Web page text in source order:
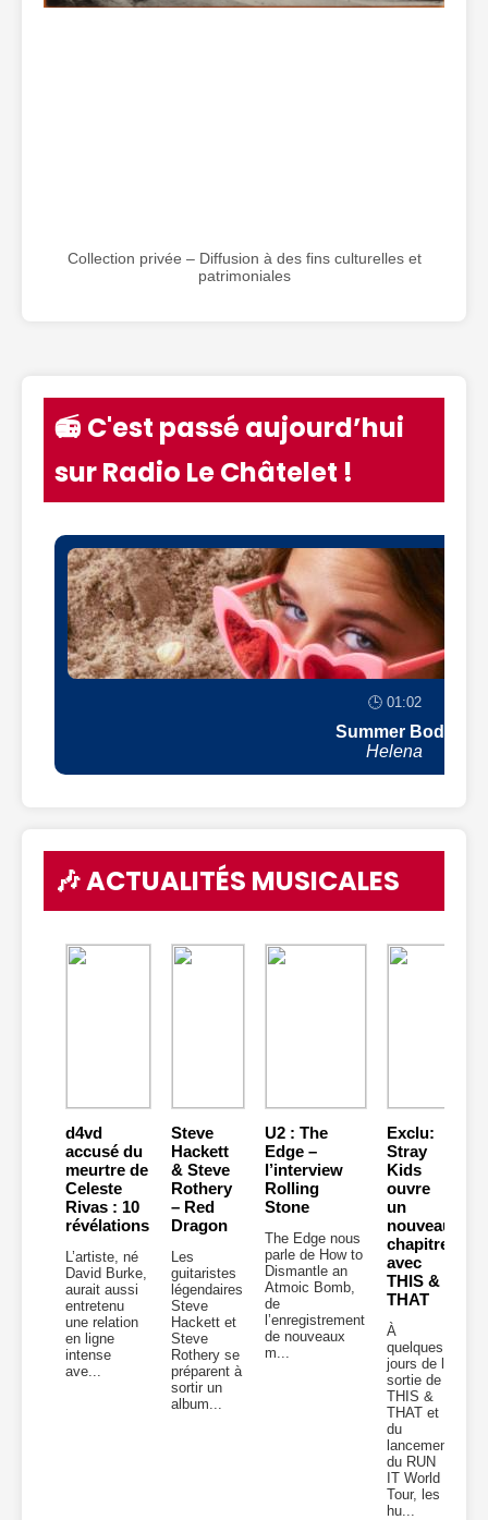
Collection privée – Diffusion à des fins culturelles et
patrimoniales
📻 C'est passé aujourd’hui
sur Radio Le Châtelet !
🕒 01:02
Summer Body
Helena
🎶 ACTUALITÉS MUSICALES
d4vd
accusé du
meurtre de
Celeste
Rivas : 10
révélations
L’artiste, né
David Burke,
aurait aussi
entretenu
une relation
en ligne
intense
ave...
Steve
Hackett
& Steve
Rothery
– Red
Dragon
Les
guitaristes
légendaires
Steve
Hackett et
Steve
Rothery se
préparent à
sortir un
album...
U2 : The
Edge –
l’interview
Rolling
Stone
The Edge nous
parle de How to
Dismantle an
Atmoic Bomb,
de
l’enregistrement
de nouveaux
m...
Exclu:
Stray
Kids
ouvre
un
nouveau
chapitre
avec
THIS &
THAT
À
quelques
jours de la
sortie de
THIS &
THAT et
du
lancement
du RUN
IT World
Tour, les
hu...